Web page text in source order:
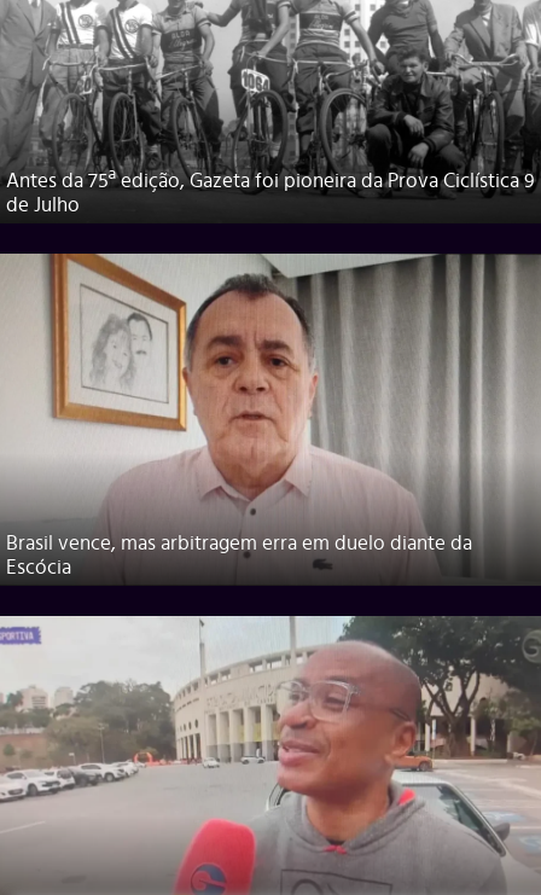
Antes da 75ª edição, Gazeta foi pioneira da Prova Ciclística 9
de Julho
Brasil vence, mas arbitragem erra em duelo diante da
Escócia